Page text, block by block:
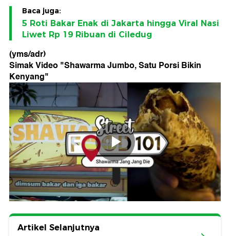
Baca juga:
5 Roti Bakar Enak di Jakarta hingga Viral Nasi
Liwet Rp 19 Ribuan di Ciledug
(yms/adr)
Simak Video "Shawarma Jumbo, Satu Porsi Bikin
Kenyang"
Artikel Selanjutnya